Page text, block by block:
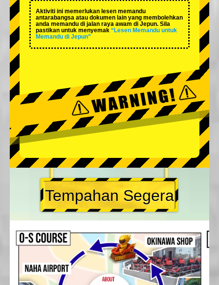
Aktiviti ini memerlukan lesen memandu
antarabangsa atau dokumen lain yang membolehkan
anda memandu di jalan raya awam di Jepun. Sila
pastikan untuk menyemak “Lesen Memandu untuk
Memandu di Jepun”
Tempahan Segera